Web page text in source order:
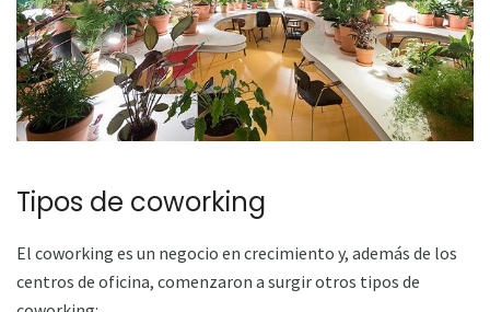
Tipos de coworking
El coworking es un negocio en crecimiento y, además de los
centros de oficina, comenzaron a surgir otros tipos de